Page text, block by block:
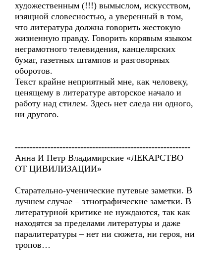
художественным (!!!) вымыслом, искусством,
изящной словесностью, а уверенный в том,
что литература должна говорить жестокую
жизненную правду. Говорить корявым языком
неграмотного телевидения, канцелярских
бумаг, газетных штампов и разговорных
оборотов.
Текст крайне неприятный мне, как человеку,
ценящему в литературе авторское начало и
работу над стилем. Здесь нет следа ни одного,
ни другого.
-----------------------------------------------------------
Анна И Петр Владимирские «ЛЕКАРСТВО
ОТ ЦИВИЛИЗАЦИИ»
Старательно-ученические путевые заметки. В
лучшем случае – этнографические заметки. В
литературной критике не нуждаются, так как
находятся за пределами литературы и даже
паралитературы – нет ни сюжета, ни героя, ни
тропов…